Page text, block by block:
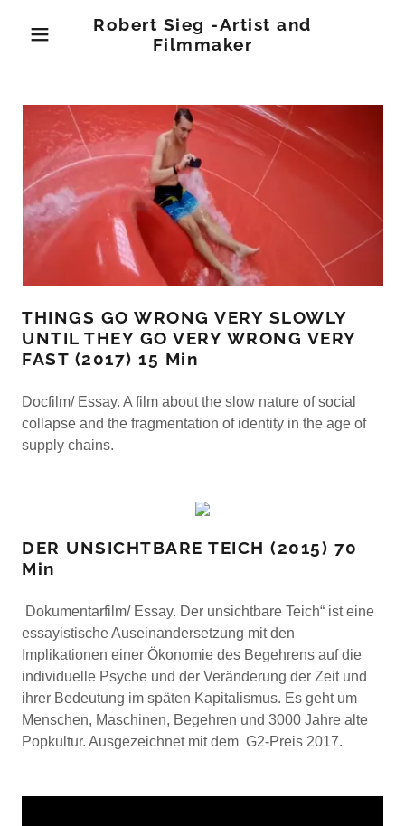
Robert Sieg -Artist and
Filmmaker
THINGS GO WRONG VERY SLOWLY
UNTIL THEY GO VERY WRONG VERY
FAST (2017) 15 Min
Docfilm/ Essay. A film about the slow nature of social
collapse and the fragmentation of identity in the age of
supply chains.
DER UNSICHTBARE TEICH (2015) 70
Min
Dokumentarfilm/ Essay. Der unsichtbare Teich“ ist eine
essayistische Auseinandersetzung mit den
Implikationen einer Ökonomie des Begehrens auf die
individuelle Psyche und der Veränderung der Zeit und
ihrer Bedeutung im späten Kapitalismus. Es geht um
Menschen, Maschinen, Begehren und 3000 Jahre alte
Popkultur. Ausgezeichnet mit dem G2-Preis 2017.